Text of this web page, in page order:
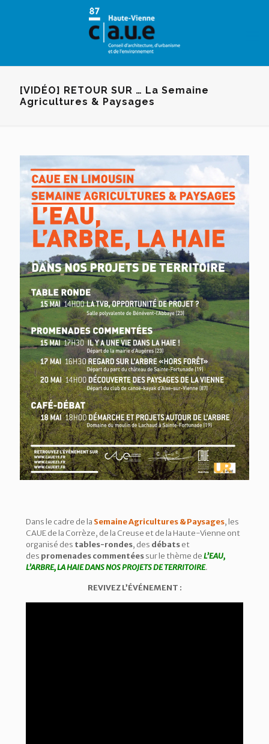
[VIDÉO] RETOUR SUR … La Semaine
Agricultures & Paysages
Dans le cadre de la Semaine Agricultures & Paysages, les
CAUE de la Corrèze, de la Creuse et de la Haute-Vienne ont
organisé des tables-rondes, des débatset
des promenades commentéessur le thème deL’EAU,
L’ARBRE, LA HAIE DANS NOS PROJETS DE TERRITOIRE.
REVIVEZ L’ÉVÉNEMENT :
Panneau de gestion des cookies